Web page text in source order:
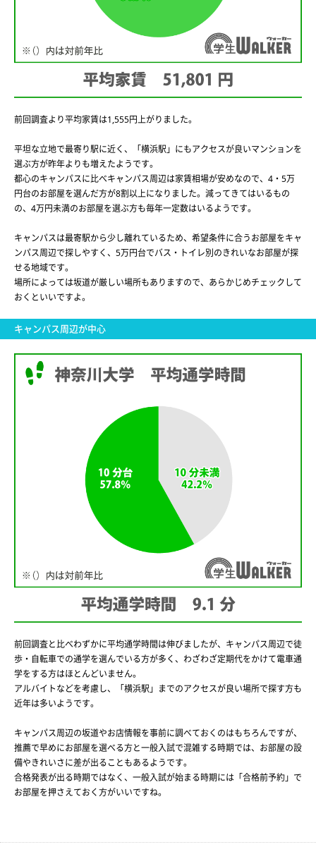
前回調査より平均家賃は1,555円上がりました。
平坦な立地で最寄り駅に近く、「横浜駅」にもアクセスが良いマンションを
選ぶ方が昨年よりも増えたようです。
都心のキャンパスに比べキャンパス周辺は家賃相場が安めなので、4・5万
円台のお部屋を選んだ方が8割以上になりました。減ってきてはいるもの
の、4万円未満のお部屋を選ぶ方も毎年一定数はいるようです。
キャンパスは最寄駅から少し離れているため、希望条件に合うお部屋をキャ
ンパス周辺で探しやすく、5万円台でバス・トイレ別のきれいなお部屋が探
せる地域です。
場所によっては坂道が厳しい場所もありますので、あらかじめチェックして
おくといいですよ。
キャンパス周辺が中心
前回調査と比べわずかに平均通学時間は伸びましたが、キャンパス周辺で徒
歩・自転車での通学を選んでいる方が多く、わざわざ定期代をかけて電車通
学をする方はほとんどいません。
アルバイトなどを考慮し、「横浜駅」までのアクセスが良い場所で探す方も
近年は多いようです。
キャンパス周辺の坂道やお店情報を事前に調べておくのはもちろんですが、
推薦で早めにお部屋を選べる方と一般入試で混雑する時期では、お部屋の設
備やきれいさに差が出ることもあるようです。
合格発表が出る時期ではなく、一般入試が始まる時期には「合格前予約」で
お部屋を押さえておく方がいいですね。